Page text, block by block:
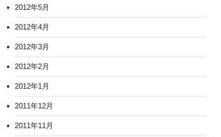
2012年5月
2012年4月
2012年3月
2012年2月
2012年1月
2011年12月
2011年11月